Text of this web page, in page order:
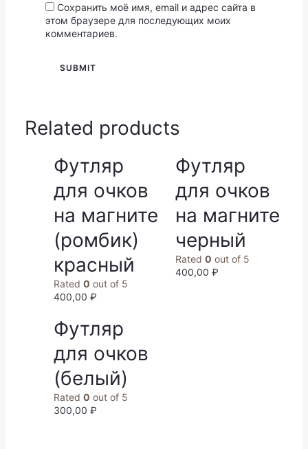
Сохранить моё имя, email и адрес сайта в
этом браузере для последующих моих
комментариев.
Related products
Футляр
для очков
на магните
(ромбик)
красный
Rated 0 out of 5
400,00 ₽
Футляр
для очков
на магните
черный
Rated 0 out of 5
400,00 ₽
Футляр
для очков
(белый)
Rated 0 out of 5
300,00 ₽